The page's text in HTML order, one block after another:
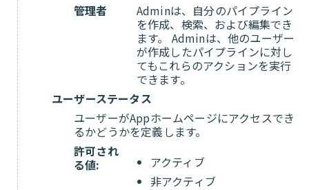
管理者
Adminは、自分のパイプライン
を作成、検索、および編集でき
ます。 Adminは、他のユーザー
が作成したパイプラインに対し
てもこれらのアクションを実行
できます。
ユーザーステータス
ユーザーがAppホームページにアクセスでき
るかどうかを定義します。
許可され
る値:
アクティブ
非アクティブ